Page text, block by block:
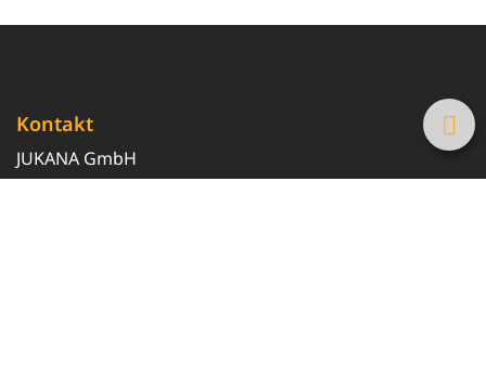
Kontakt
JUKANA GmbH